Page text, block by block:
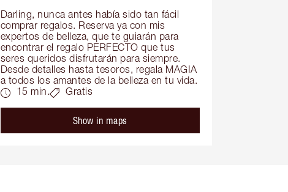
Darling, nunca antes había sido tan fácil
comprar regalos. Reserva ya con mis
expertos de belleza, que te guiarán para
encontrar el regalo PERFECTO que tus
seres queridos disfrutarán para siempre.
Desde detalles hasta tesoros, regala MAGIA
a todos los amantes de la belleza en tu vida.
15 min.
Gratis
Show in maps